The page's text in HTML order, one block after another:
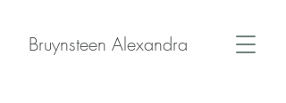
Bruynsteen Alexandra